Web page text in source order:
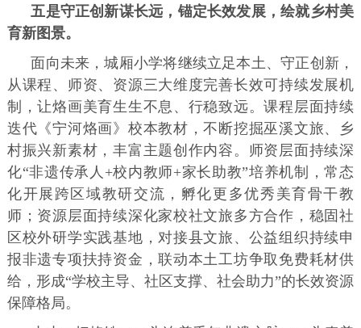
五是守正创新谋长远，锚定长效发展，绘就乡村美
育新图景。
面向未来，城厢小学将继续立足本土、守正创新，
从课程、师资、资源三大维度完善长效可持续发展机
制，让烙画美育生生不息、行稳致远。课程层面持续
迭代《宁河烙画》校本教材，不断挖掘巫溪文旅、乡
村振兴新素材，丰富主题创作内容。师资层面持续深
化“非遗传承人+校内教师+家长助教”培养机制，常态
化开展跨区域教研交流，孵化更多优秀美育骨干教
师；资源层面持续深化家校社文旅多方合作，稳固社
区校外研学实践基地，对接县文旅、公益组织持续申
报非遗专项扶持资金，联动本土工坊争取免费耗材供
给，形成“学校主导、社区支撑、社会助力”的长效资源
保障格局。